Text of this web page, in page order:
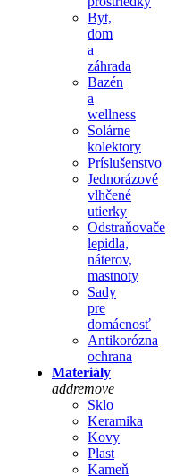
Byt,
dom
a
záhrada
Bazén
a
wellness
Solárne
kolektory
Príslušenstvo
Jednorázové
vlhčené
utierky
Odstraňovače
lepidla,
náterov,
mastnoty
Sady
pre
domácnosť
Antikorózna
ochrana
Materiály
addremove
Sklo
Keramika
Kovy
Plast
Kameň